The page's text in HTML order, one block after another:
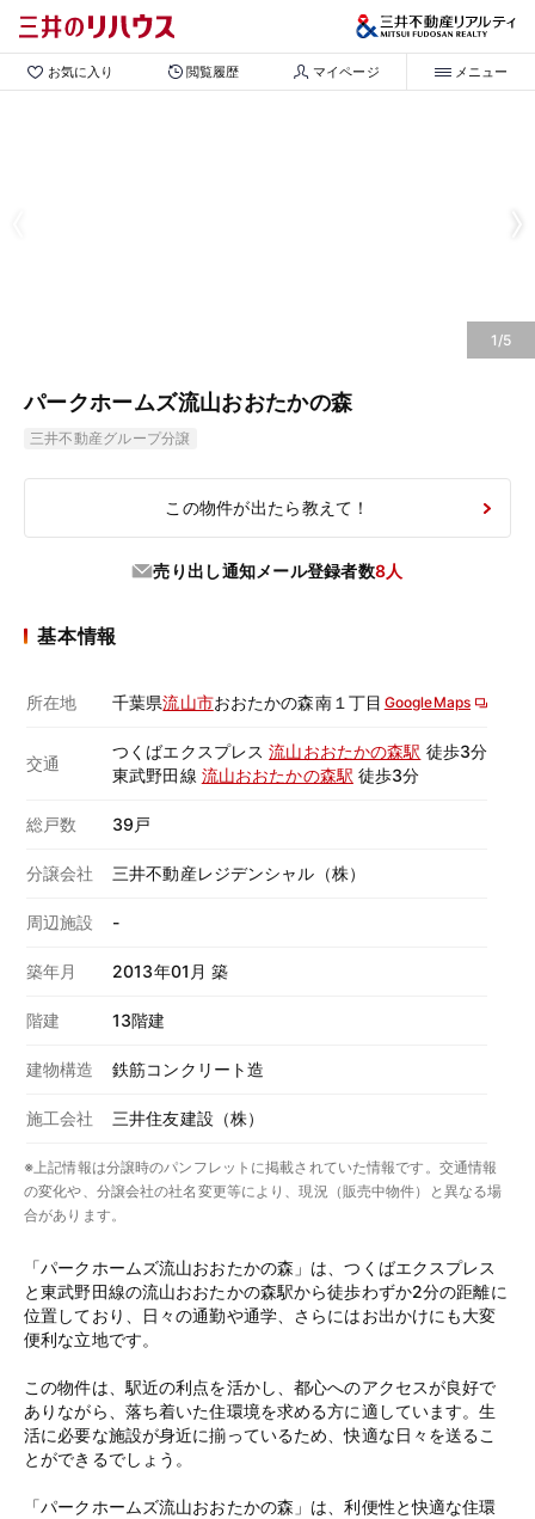
お気に入り 閲覧履歴 マイページ メニュー
1/5
パークホームズ流山おおたかの森
三井不動産グループ分譲
この物件が出たら教えて！
売り出し通知メール登録者数8人
基本情報
所在地 千葉県流山市おおたかの森南１丁目 GoogleMaps
交通
つくばエクスプレス流山おおたかの森駅 徒歩3分
東武野田線 流山おおたかの森駅 徒歩3分
総戸数 39戸
分譲会社 三井不動産レジデンシャル（株）
周辺施設 -
築年月 2013年01月 築
階建 13階建
建物構造 鉄筋コンクリート造
施工会社 三井住友建設（株）
※上記情報は分譲時のパンフレットに掲載されていた情報です。交通情報
の変化や、分譲会社の社名変更等により、現況（販売中物件）と異なる場
合があります。
「パークホームズ流山おおたかの森」は、つくばエクスプレス
と東武野田線の流山おおたかの森駅から徒歩わずか2分の距離に
位置しており、日々の通勤や通学、さらにはお出かけにも大変
便利な立地です。
この物件は、駅近の利点を活かし、都心へのアクセスが良好で
ありながら、落ち着いた住環境を求める方に適しています。生
活に必要な施設が身近に揃っているため、快適な日々を送るこ
とができるでしょう。
「パークホームズ流山おおたかの森」は、利便性と快適な住環